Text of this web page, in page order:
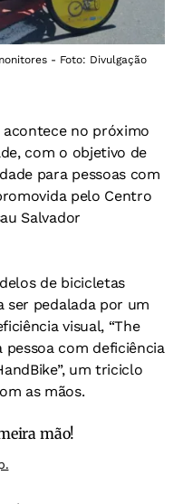
- Foto: Divulgação
acontece no próximo
com o objetivo de
para pessoas com
pelo Centro
Salvador
de bicicletas
ser pedalada por um
visual, “The
pessoa com deficiência
um triciclo
as mãos.
mão!